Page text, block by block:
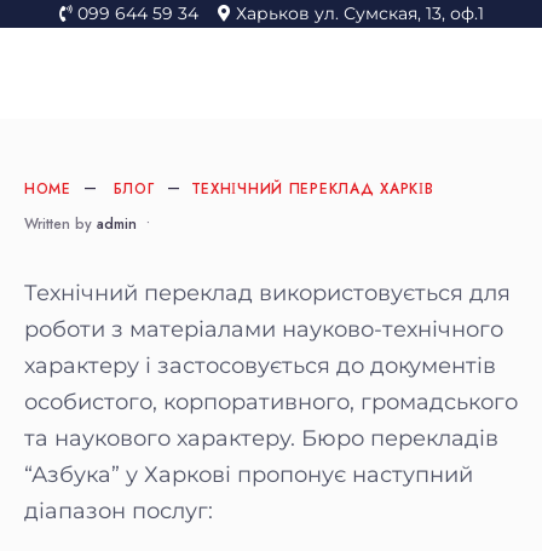
099 644 59 34 Харьков ул. Сумская, 13, оф.1
HOME БЛОГ
ТЕХНІЧНИЙ ПЕРЕКЛАД ХАРКІВ
Written by admin •
Технічний переклад використовується для
роботи з матеріалами науково-технічного
характеру і застосовується до документів
особистого, корпоративного, громадського
та наукового характеру. Бюро перекладів
“Азбука” у Харкові пропонує наступний
діапазон послуг: